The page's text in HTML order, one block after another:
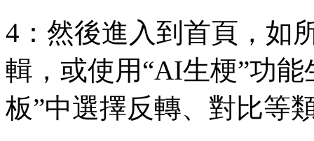
4：然後進入到首頁，如
輯，或使用“AI生梗”功
板”中選擇反轉、對比等